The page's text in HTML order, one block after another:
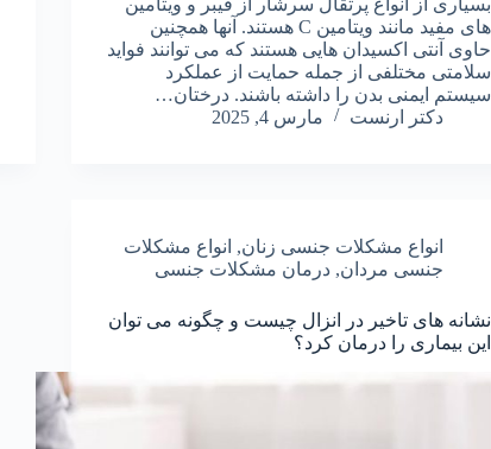
بسیاری از انواع پرتقال سرشار از فیبر و ویتامین
های مفید مانند ویتامین C هستند. آنها همچنین
حاوی آنتی اکسیدان هایی هستند که می توانند فواید
سلامتی مختلفی از جمله حمایت از عملکرد
سیستم ایمنی بدن را داشته باشند. درختان…
دکتر ارنست
مارس 4, 2025
انواع مشکلات جنسی زنان, انواع مشکلات
جنسی مردان,درمان مشکلات جنسی
نشانه های تاخیر در انزال چیست و چگونه می توان
این بیماری را درمان کرد؟